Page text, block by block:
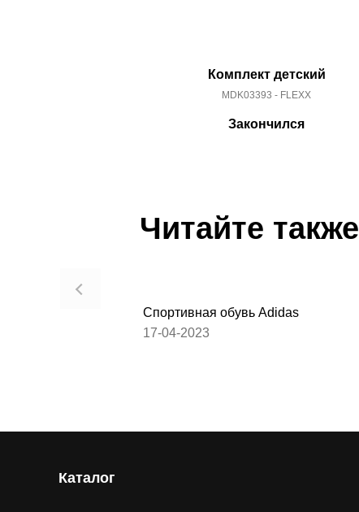
Комплект детский
MDK03393 - FLEXX
Закончился
Читайте также
Спортивная обувь Adidas
17-04-2023
Каталог